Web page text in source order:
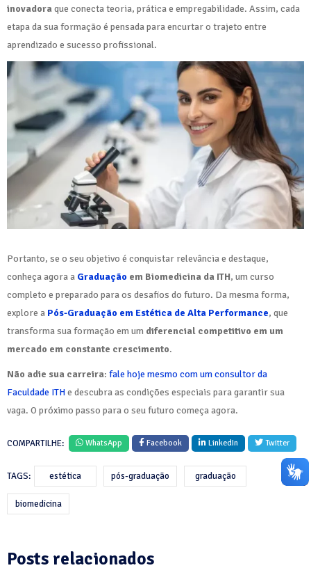
inovadora que conecta teoria, prática e empregabilidade. Assim, cada
etapa da sua formação é pensada para encurtar o trajeto entre
aprendizado e sucesso profissional.
Portanto, se o seu objetivo é conquistar relevância e destaque,
conheça agora a Graduação em Biomedicina da ITH, um curso
completo e preparado para os desafios do futuro. Da mesma forma,
explore a Pós-Graduação em Estética de Alta Performance, que
transforma sua formação em um diferencial competitivo em um
mercado em constante crescimento.
Não adie sua carreira: fale hoje mesmo com um consultor da
Faculdade ITHe descubra as condições especiais para garantir sua
vaga. O próximo passo para o seu futuro começa agora.
COMPARTILHE: WhatsApp Facebook LinkedIn Twitter
TAGS: estética pós-graduação graduação
biomedicina
Posts relacionados